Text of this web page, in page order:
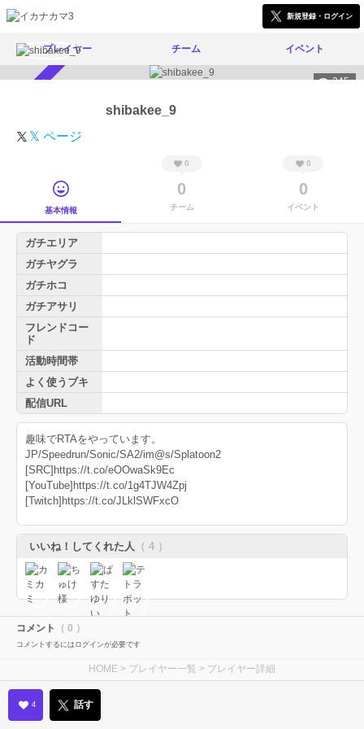
新規登録・ログイン
プレイヤー チーム イベント
345
shibakee_9
𝕏 ページ
基本情報
0
0
チーム
0
0
イベント
ガチエリア
ガチヤグラ
ガチホコ
ガチアサリ
フレンドコー
ド
活動時間帯
よく使うブキ
配信URL
趣味でRTAをやっています。
JP/Speedrun/Sonic/SA2/im@s/Splatoon2
[SRC]https://t.co/eOOwaSk9Ec
[YouTube]https://t.co/1g4TJW4Zpj
[Twitch]https://t.co/JLklSWFxcO
いいね！してくれた人 （ 4 ）
コメント （ 0 ）
コメントするにはログインが必要です
HOME > プレイヤー一覧 > プレイヤー詳細
4 話す